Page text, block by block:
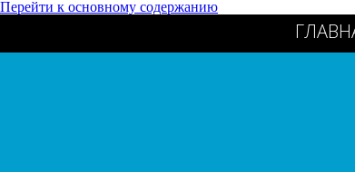
Перейти к основному содержанию